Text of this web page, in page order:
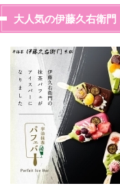
大人気の伊藤久右衛門